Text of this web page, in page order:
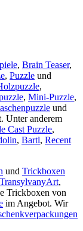
, Brain Teaser,
, Puzzle und
,
, Mini-Puzzle,
und
Unter anderem
Cast Puzzle,
, Bartl, Recent
und Trickboxen
TransylvanyArt,
Trickboxen von
im Angebot. Wir